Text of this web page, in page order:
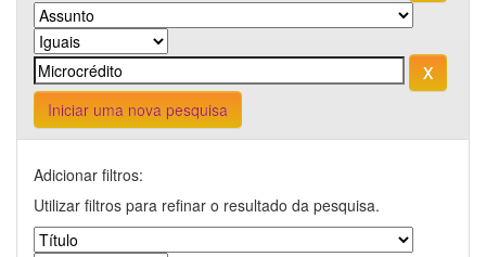
Iniciar uma nova pesquisa
Adicionar filtros:
Utilizar filtros para refinar o resultado da pesquisa.